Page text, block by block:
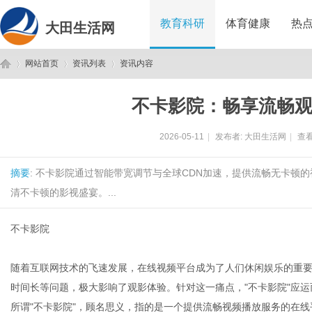
大田生活网 教育科研 体育健康 热
网站首页 资讯列表 资讯内容
不卡影院：畅享流畅
2026-05-11 发布者: 大田生活网 查
摘要: 不卡影院通过智能带宽调节与全球CDN加速，提供流畅无卡顿
清不卡顿的影视盛宴。...
不卡影院
随着互联网技术的飞速发展，在线视频平台成为了人们休闲娱乐的重
时间长等问题，极大影响了观影体验。针对这一痛点，"不卡影院"应
所谓"不卡影院"，顾名思义，指的是一个提供流畅视频播放服务的在